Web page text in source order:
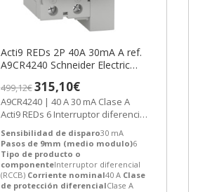
Acti9 REDs 2P 40A 30mA A ref.
A9CR4240 Schneider Electric
499,12€315,10€
A9CR4240 | 40 A 30 mA Clase A
Acti9 REDs 6 Interruptor diferencial
Sensibilidad de disparo30 mA
Pasos de 9mm (medio modulo)6
Tipo de producto o
componenteInterruptor diferencial
(RCCB) Corriente nominal40 A Clase
de protección diferencialClase A